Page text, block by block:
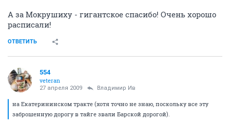
А за Мокрушиху - гигантское спасибо! Очень хорошо
расписали!
ОТВЕТИТЬ
554
veteran
27 апреля 2009 Владимир Ив
на Екатерининском тракте (хотя точно не знаю, поскольку все эту
заброшенную дорогу в тайге звали Барской дорогой).